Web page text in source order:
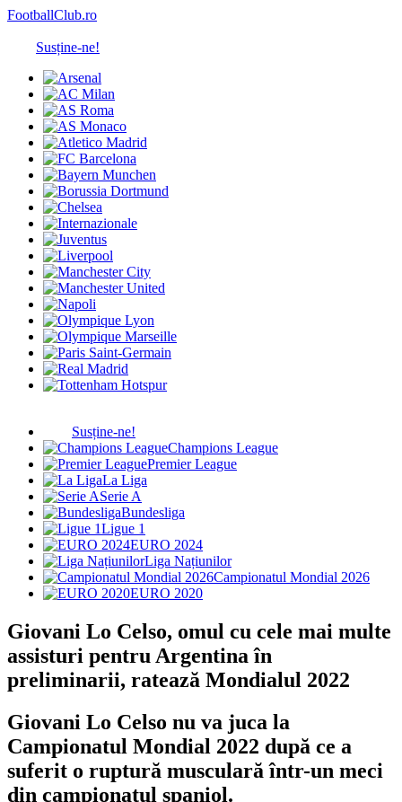
FootballClub.ro
Susține-ne!
Susține-ne!
Champions League
Premier League
La Liga
Serie A
Bundesliga
Ligue 1
EURO 2024
Liga Națiunilor
Campionatul Mondial 2026
EURO 2020
Giovani Lo Celso, omul cu cele mai multe
assisturi pentru Argentina în
preliminarii, ratează Mondialul 2022
Giovani Lo Celso nu va juca la
Campionatul Mondial 2022 după ce a
suferit o ruptură musculară într-un meci
din campionatul spaniol.